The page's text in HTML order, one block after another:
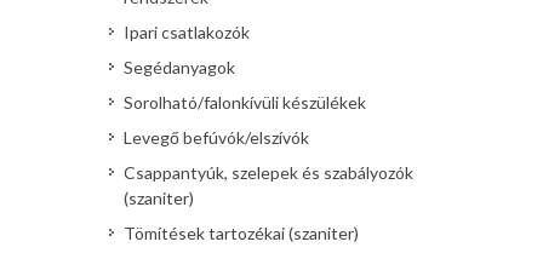
Ipari csatlakozók
Segédanyagok
Sorolható/falonkívüli készülékek
Levegő befúvók/elszívók
Csappantyúk, szelepek és szabályozók
(szaniter)
Tömítések tartozékai (szaniter)